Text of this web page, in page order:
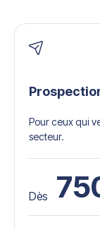
Pour ceux qui
secteur.
Dès